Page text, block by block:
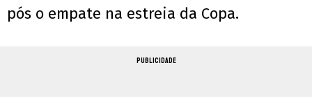
pós o empate na estreia da Copa.
PUBLICIDADE